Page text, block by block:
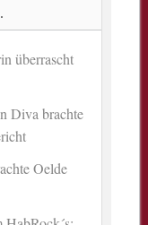
überrascht
Diva brachte
Oelde